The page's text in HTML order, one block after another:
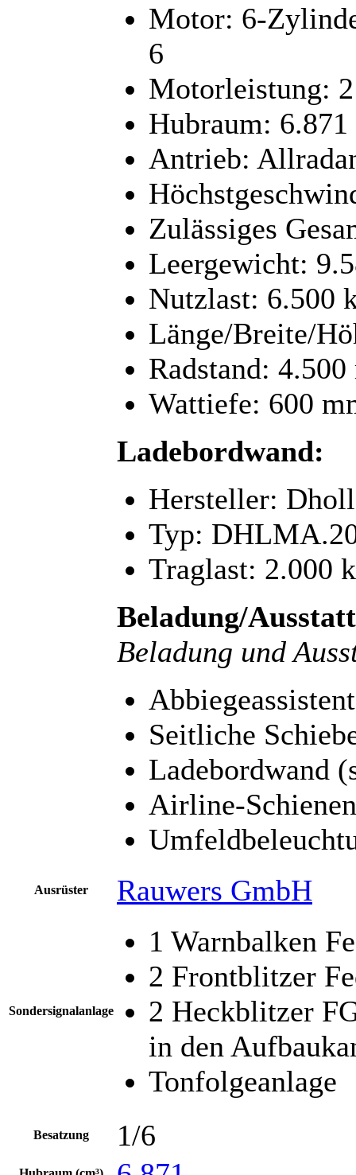
Motor: 6-
6
Motorleistung:
Hubraum: 6.871
Antrieb:
Zulässiges
Leergewicht:
Nutzlast: 6.500
Länge/Breite/
Radstand:
Wattiefe: 600
Ladebordwand:
Hersteller:
Typ:
Traglast: 2.000
Beladung/
Beladung und
Abbiegeassistent
Seitliche
Ladebordwand
Airline-
Ausrüster Rauwers GmbH
Sondersignalanlage
1 Warnbalken
2 Frontblitzer
2 Heckblitzer
in den
Tonfolgeanlage
Besatzung 1/6